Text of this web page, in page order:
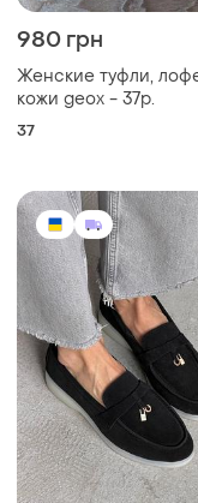
980 грн
Женские туфли,
кожи geox - 37р.
37